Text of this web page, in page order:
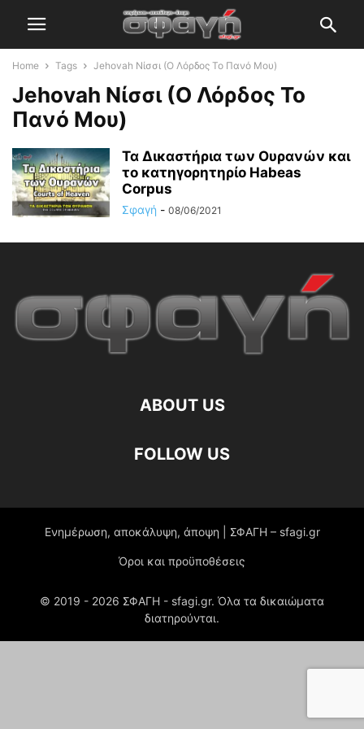
Home Tags Jehovah Νίσσι (Ο Λόρδος Το Πανό Μου)
Jehovah Νίσσι (Ο Λόρδος Το
Πανό Μου)
Τα Δικαστήρια των Ουρανών και
το κατηγορητηρίο Habeas
Corpus
Σφαγή - 08/06/2021
ABOUT US
FOLLOW US
Ενημέρωση, αποκάλυψη, άποψη | ΣΦΑΓΗ – sfagi.gr
Όροι και προϋποθέσεις
© 2019 - 2026 ΣΦΑΓΗ - sfagi.gr. Όλα τα δικαιώματα
διατηρούνται.